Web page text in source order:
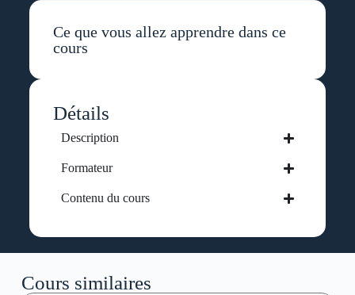
Ce que vous allez apprendre dans ce
cours
Détails
Description
Formateur
Contenu du cours
Cours similaires